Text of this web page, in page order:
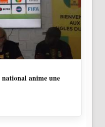
anime une